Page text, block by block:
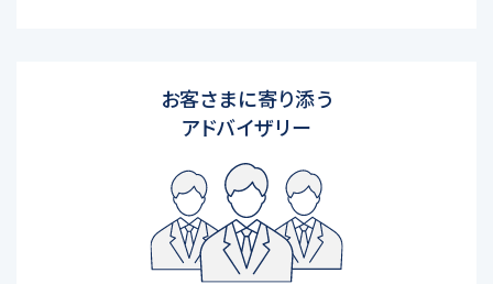
お客さまに寄り添う
アドバイザリー